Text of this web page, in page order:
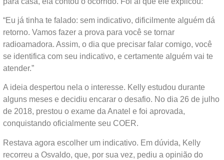
“Eu já tinha te falado: sem indicativo, dificilmente alguém dá
retorno. Vamos fazer a prova para você se tornar
radioamadora. Assim, o dia que precisar falar comigo, você
se identifica com seu indicativo, e certamente alguém vai te
atender.”
A ideia despertou nela o interesse. Kelly estudou durante
alguns meses e decidiu encarar o desafio. No dia 26 de julho
de 2018, prestou o exame da Anatel e foi aprovada,
conquistando oficialmente seu COER.
Restava agora escolher um indicativo. Em dúvida, Kelly
recorreu a Osvaldo, que, por sua vez, pediu a opinião do